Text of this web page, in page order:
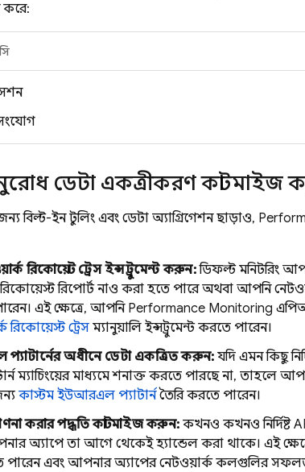
করে:
ডেটা একত্রীকরণ কাস্টমাইজ
বিল্ট-ইন টুলিং এবং ডেটা অ্যাগ্রিগেশন ছাড়াও,
রিকোয়েস্ট ট্রেস ইন্সট্রুমেন্ট করুন:ডিফল্ট মনিটরিং
রিকোয়েস্ট রিপোর্ট নাও করা হতে পারে অথবা আপনি
এই ক্ষেত্রে, আপনিPerformance Monitoring
রিকোয়েস্ট ট্রেস ম্যানুয়ালি ইন্সট্রুমেন্ট করতে পারেন।
প্যাটার্নের অধীনে ডেটা একত্রিত করুন: যদি এমন কিছু
ম্যাচিংয়ের মাধ্যমে শনাক্ত করতে পারছে না, তাহলে
কাস্টম ইউআরএল প্যাটার্নতৈরি করতে পারেন।
করার পদ্ধতি কাস্টমাইজ করুন: কখনও কখনও নির্দিষ্ট
অ্যাপে তা আগে থেকেই হ্যান্ডেল করা থাকে। এই
এবং আপনার অ্যাপের নেটওয়ার্ক কলগুলির